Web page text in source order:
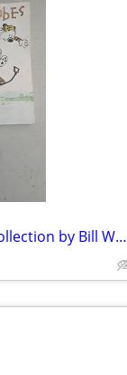
Calvin and Hobbes Book Collection by Bill Watterson 1987